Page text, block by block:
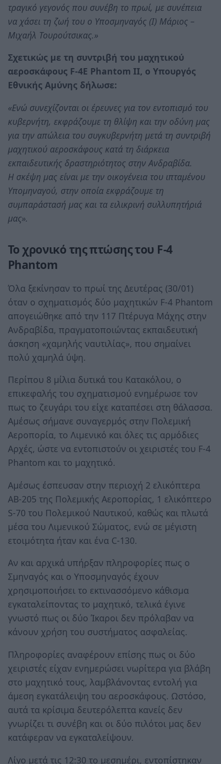
τραγικό γεγονός που συνέβη το πρωί, με συνέπεια
να χάσει τη ζωή του o Υποσμηναγός (Ι) Μάριος –
Μιχαήλ Τουρούτσικας.»
Σχετικώς με τη συντριβή του μαχητικού
αεροσκάφους F-4Ε Phantom II, ο Υπουργός
Εθνικής Αμύνης δήλωσε:
«Ενώ συνεχίζονται οι έρευνες για τον εντοπισμό του
κυβερνήτη, εκφράζουμε τη θλίψη και την οδύνη μας
για την απώλεια του συγκυβερνήτη μετά τη συντριβή
μαχητικού αεροσκάφους κατά τη διάρκεια
εκπαιδευτικής δραστηριότητος στην Ανδραβίδα.
H σκέψη μας είναι με την οικογένεια του ιπταμένου
Υπομηναγού, στην οποία εκφράζουμε τη
συμπαράστασή μας και τα ειλικρινή συλλυπητήριά
μας».
Το χρονικό της πτώσης του F-4
Phantom
Όλα ξεκίνησαν το πρωί της Δευτέρας (30/01)
όταν ο σχηματισμός δύο μαχητικών F-4 Phantom
απογειώθηκε από την 117 Πτέρυγα Μάχης στην
Ανδραβίδα, πραγματοποιώντας εκπαιδευτική
άσκηση «χαμηλής ναυτιλίας», που σημαίνει
πολύ χαμηλά ύψη.
Περίπου 8 μίλια δυτικά του Κατακόλου, ο
επικεφαλής του σχηματισμού ενημέρωσε τον
πως το ζευγάρι του είχε καταπέσει στη θάλασσα.
Αμέσως σήμανε συναγερμός στην Πολεμική
Αεροπορία, το Λιμενικό και όλες τις αρμόδιες
Αρχές, ώστε να εντοπιστούν οι χειριστές του F-4
Phantom και το μαχητικό.
Αμέσως έσπευσαν στην περιοχή 2 ελικόπτερα
ΑΒ-205 της Πολεμικής Αεροπορίας, 1 ελικόπτερο
S-70 του Πολεμικού Ναυτικού, καθώς και πλωτά
μέσα του Λιμενικού Σώματος, ενώ σε μέγιστη
ετοιμότητα ήταν και ένα C-130.
Αν και αρχικά υπήρξαν πληροφορίες πως ο
Σμηναγός και ο Υποσμηναγός έχουν
χρησιμοποιήσει το εκτινασσόμενο κάθισμα
εγκαταλείποντας το μαχητικό, τελικά έγινε
γνωστό πως οι δύο Ίκαροι δεν πρόλαβαν να
κάνουν χρήση του συστήματος ασφαλείας.
Πληροφορίες αναφέρουν επίσης πως οι δύο
χειριστές είχαν ενημερώσει νωρίτερα για βλάβη
στο μαχητικό τους, λαμβλάνοντας εντολή για
άμεση εγκατάλειψη του αεροσκάφους. Ωστόσο,
αυτά τα κρίσιμα δευτερόλεπτα κανείς δεν
γνωρίζει τι συνέβη και οι δύο πιλότοι μας δεν
κατάφεραν να εγκαταλείψουν.
Λίγο μετά τις 12:30 το μεσημέρι, εντοπίστηκαν